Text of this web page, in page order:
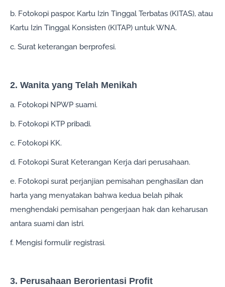
b. Fotokopi paspor, Kartu Izin Tinggal Terbatas (KITAS), atau
Kartu Izin Tinggal Konsisten (KITAP) untuk WNA.
c. Surat keterangan berprofesi.
2. Wanita yang Telah Menikah
a. Fotokopi NPWP suami.
b. Fotokopi KTP pribadi.
c. Fotokopi KK.
d. Fotokopi Surat Keterangan Kerja dari perusahaan.
e. Fotokopi surat perjanjian pemisahan penghasilan dan
harta yang menyatakan bahwa kedua belah pihak
menghendaki pemisahan pengerjaan hak dan keharusan
antara suami dan istri.
f. Mengisi formulir registrasi.
3. Perusahaan Berorientasi Profit